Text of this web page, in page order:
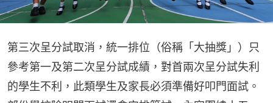
第三次呈分試取消，統一排位（俗稱「大抽獎」）只
參考第一及第二次呈分試成績，對首兩次呈分試失利
的學生不利，此類學生及家長必須準備好叩門面試。